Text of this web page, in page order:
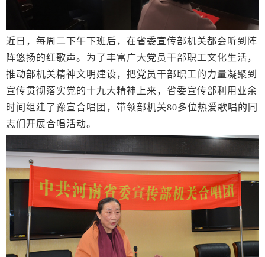
近日，每周二下午下班后，在省委宣传部机关都会听到阵
阵悠扬的红歌声。为了丰富广大党员干部职工文化生活，
推动部机关精神文明建设，把党员干部职工的力量凝聚到
宣传贯彻落实党的十九大精神上来，省委宣传部利用业余
时间组建了豫宣合唱团，带领部机关80多位热爱歌唱的同
志们开展合唱活动。